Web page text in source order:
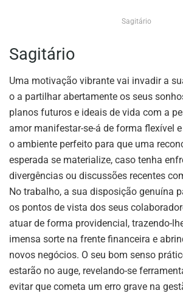
Sagitário
Sagitário
Uma motivação vibrante vai invadir a
o a partilhar abertamente os seus
planos futuros e ideais de vida com a
amor manifestar-se-á de forma flexível
o ambiente perfeito para que uma
esperada se materialize, caso tenha
divergências ou discussões recentes
No trabalho, a sua disposição genuína
os pontos de vista dos seus
atuar de forma providencial, trazendo-
imensa sorte na frente financeira e
novos negócios. O seu bom senso
estarão no auge, revelando-se
evitar que cometa um erro grave na